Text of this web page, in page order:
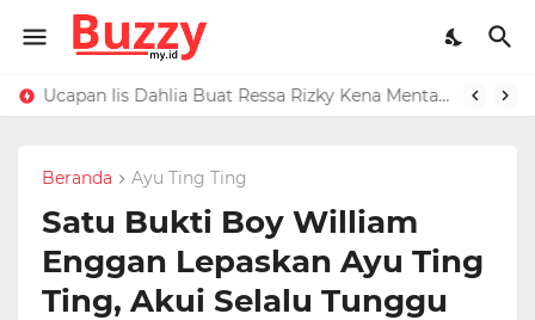
Ucapan Iis Dahlia Buat Ressa Rizky Kena Mental, Tuding Penyebab Denada Diboikot: Gak Dapat Kerjaan
Raffi Ahmad Masih di LN, Kirim Rp 1 M ke Jeje Buat Korban Longsor Bandung Barat
Beranda Ayu Ting Ting
Satu Bukti Boy William
Enggan Lepaskan Ayu Ting
Ting, Akui Selalu Tunggu